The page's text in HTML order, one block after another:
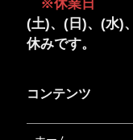
※休業日
(土)、(日)、(水)
休みです。
コンテンツ